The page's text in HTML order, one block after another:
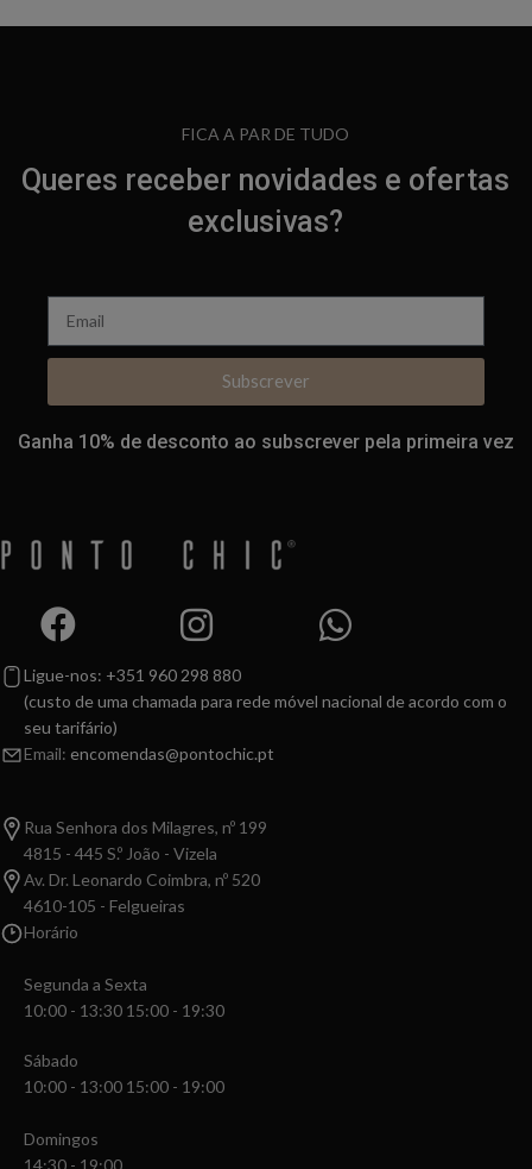
FICA A PAR DE TUDO
Queres receber novidades e ofertas
exclusivas?
Subscrever
Ganha 10% de desconto ao subscrever pela primeira vez
Ligue-nos: +351 960 298 880
(custo de uma chamada para rede móvel nacional de acordo com o
seu tarifário)
Email: encomendas@pontochic.pt
Rua Senhora dos Milagres, nº 199
4815 - 445 S.º João - Vizela
Av. Dr. Leonardo Coimbra, nº 520
4610-105 - Felgueiras
Horário
Segunda a Sexta
10:00 - 13:30 15:00 - 19:30
Sábado
10:00 - 13:00 15:00 - 19:00
Domingos
14:30 - 19:00